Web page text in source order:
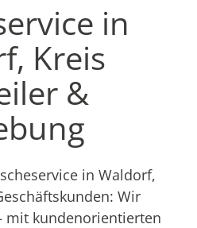
in
Kreis
&
in Waldorf,
Wir
mit kundenorientierten